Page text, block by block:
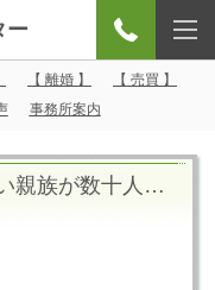
ー
【 離婚 】
【 売買 】
事務所案内
親族が数十人…